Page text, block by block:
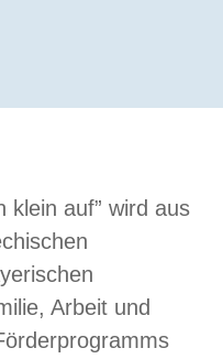
klein auf” wird aus
Arbeit und